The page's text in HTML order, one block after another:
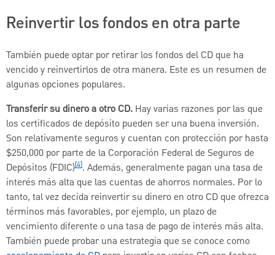
Reinvertir los fondos en otra parte
También puede optar por retirar los fondos del CD que ha
vencido y reinvertirlos de otra manera. Este es un resumen de
algunas opciones populares.
Transferir su dinero a otro CD. Hay varias razones por las que
los certificados de depósito pueden ser una buena inversión.
Son relativamente seguros y cuentan con protección por hasta
$250,000 por parte de la Corporación Federal de Seguros de
Depósitos (FDIC)[4]. Además, generalmente pagan una tasa de
interés más alta que las cuentas de ahorros normales. Por lo
tanto, tal vez decida reinvertir su dinero en otro CD que ofrezca
términos más favorables, por ejemplo, un plazo de
vencimiento diferente o una tasa de pago de interés más alta.
También puede probar una estrategia que se conoce como